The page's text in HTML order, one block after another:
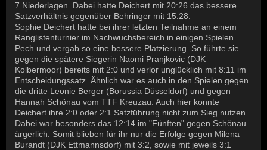
7 Niederlagen. Dabei hatte Deichert mit 20:26 das bessere
Satzverhältnis gegenüber Behringer mit 15:28.
Sophie Deichert hatte bei ihrer letzten Teilnahme an einem
Ranglistenturnier im Nachwuchsbereich in einigen Spielen
Pech und vergab so eine bessere Platzierung. So führte sie
gegen die spätere Siegerin Naomi Pranjkovic (DJK
Kolbermoor) bereits mit 2:0 und verlor unglücklich mit 8:11 im
Entscheidungssatz. Ähnlich war es auch in den Spielen gegen
die dritte Leonie Berger (Borussia Düsseldorf) und gegen
Hannah Schönau vom TTF Kreuzau. Auch hier konnte
Deichert ihre 2:0 oder 2:1 Satzführung nicht zum Sieg nutzen.
Dabei war besonders das 12:14 im "Fünften" gegen Schönau
ärgerlich. Somit blieben für ihr nur die Erfolge gegen Milena
Burandt (DJK Ettmannsdorf) mit 3:2, sowie mit jeweils 3:1